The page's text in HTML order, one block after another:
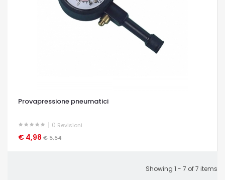
Provapressione pneumatici
0 Revisioni
€ 4,98 € 5,54
OCCHIATA VELOCE
Showing 1 - 7 of 7 items